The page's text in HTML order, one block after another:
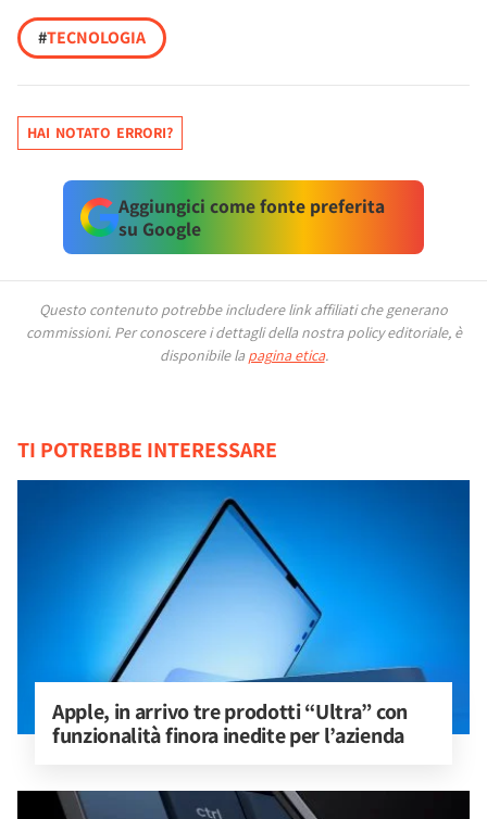
#TECNOLOGIA
HAI NOTATO ERRORI?
Aggiungici come fonte preferita
su Google
Questo contenuto potrebbe includere link affiliati che generano
commissioni. Per conoscere i dettagli della nostra policy editoriale, è
disponibile la pagina etica.
TI POTREBBE INTERESSARE
Apple, in arrivo tre prodotti “Ultra” con
funzionalità finora inedite per l’azienda